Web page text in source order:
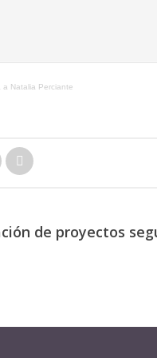
a Natalia Perciante
de proyectos